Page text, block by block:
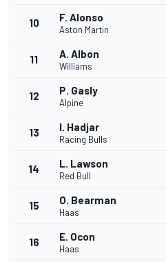
10 F. Alonso
Aston Martin
11 A. Albon
Williams
12 P. Gasly
Alpine
13 I. Hadjar
Racing Bulls
14 L. Lawson
Red Bull
15 O. Bearman
Haas
16 E. Ocon
Haas